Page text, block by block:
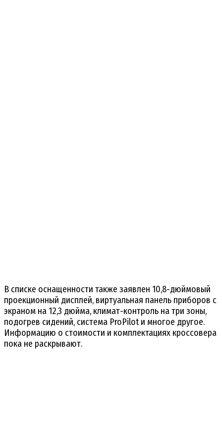
В списке оснащенности также заявлен 10,8-дюймовый
проекционный дисплей, виртуальная панель приборов с
экраном на 12,3 дюйма, климат-контроль на три зоны,
подогрев сидений, система ProPilot и многое другое.
Информацию о стоимости и комплектациях кроссовера
пока не раскрывают.